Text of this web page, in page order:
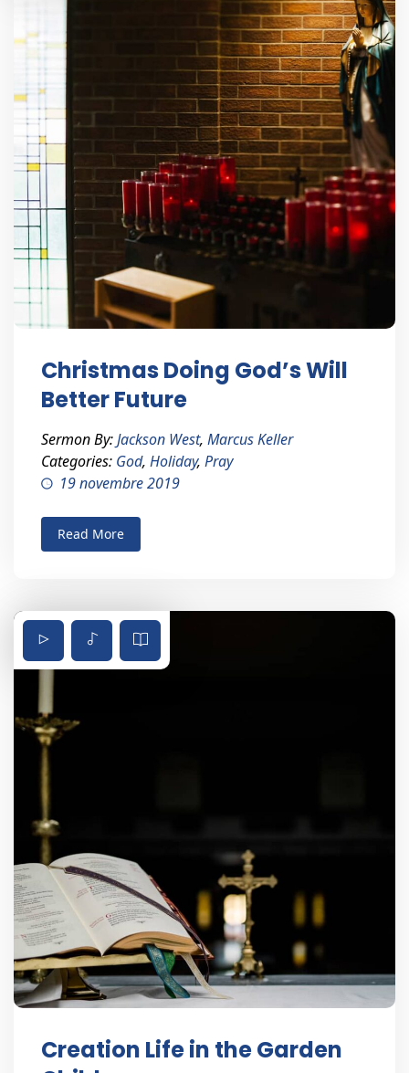
Christmas Doing God’s Will
Better Future
Sermon By:Jackson West, Marcus Keller
Categories: God, Holiday, Pray
19 novembre 2019
Read More
Creation Life in the Garden